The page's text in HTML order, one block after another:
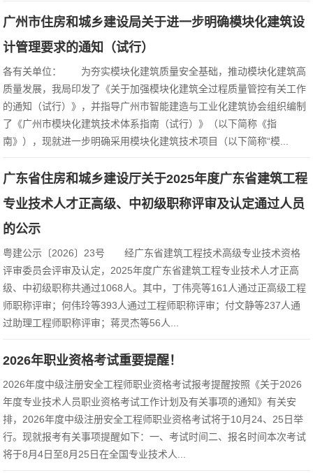
广州市住房和城乡建设局关于进一步明确模块化建筑设
计管理要求的通知（试行）
各有关单位： 为夯实模块化建筑质量安全基础，推动模块化建筑高
质量发展，我局印发了《关于加强模块化建筑全过程质量管控有关工作
的通知（试行）》，并指导广州市智能建造与工业化建筑协会组织编制
了《广州市模块化建筑技术体系指南（试行）》（以下简称《指
南》），现就进一步明确采用模块化建筑技术项目（以下简称“模...
广东省住房和城乡建设厅关于2025年度广东省建筑工程
专业技术人才正高级、中初级职称评审及认定通过人员
的公示
粤建公示〔2026〕23号 经广东省建筑工程技术高级专业技术资格
评审委员会评审及认定，2025年度广东省建筑工程专业技术人才正高
级、中初级职称共通过1068人。其中，丁伟亮等161人通过正高级工程
师职称评审；何伟玲等393人通过工程师职称评审；付文静等237人通
过助理工程师职称评审；蒋灵杰等56人...
2026年职业资格考试重要提醒！
2026年度中级注册安全工程师职业资格考试报考提醒按照《关于2026
年度专业技术人员职业资格考试工作计划及有关事项的通知》有关安
排，2026年度中级注册安全工程师职业资格考试将于10月24、25日举
行。现就报考有关事项提醒如下：一、考试时间二、报名时间本次考试
将于8月4日至8月25日在全国专业技术人...